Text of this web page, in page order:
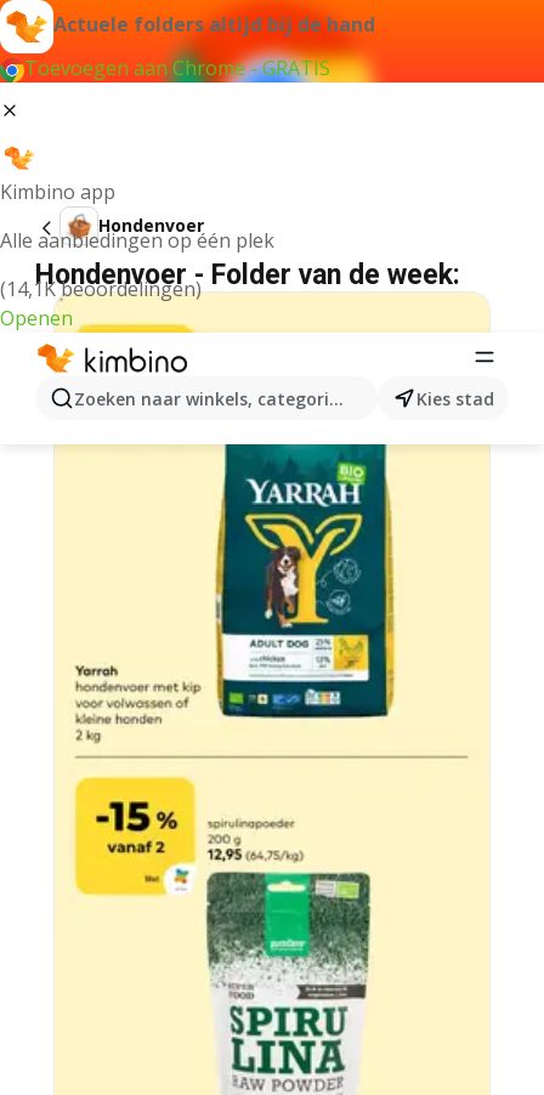
Actuele folders altijd bij de hand
Toevoegen aan Chrome - GRATIS
Kimbino app
Alle aanbiedingen op één plek
(14,1K beoordelingen)
Openen
Zoeken naar winkels, categorieën, producten...
Kies stad
Hondenvoer
Hondenvoer - Folder van de week: